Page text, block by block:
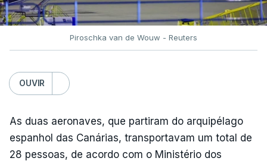
Piroschka van de Wouw - Reuters
OUVIR
As duas aeronaves, que partiram do arquipélago
espanhol das Canárias, transportavam um total de
28 pessoas, de acordo com o Ministério dos